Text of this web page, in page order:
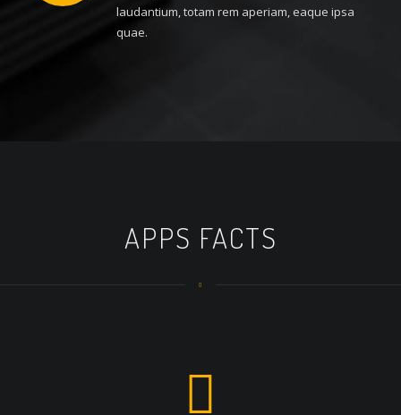
laudantium, totam rem aperiam, eaque ipsa
quae.
APPS FACTS